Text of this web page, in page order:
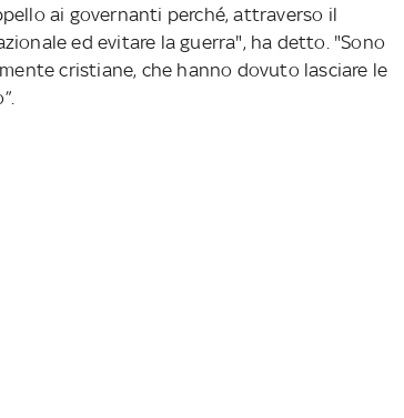
ai governanti perché, attraverso il
ed evitare la guerra", ha detto. "Sono
cristiane, che hanno dovuto lasciare le